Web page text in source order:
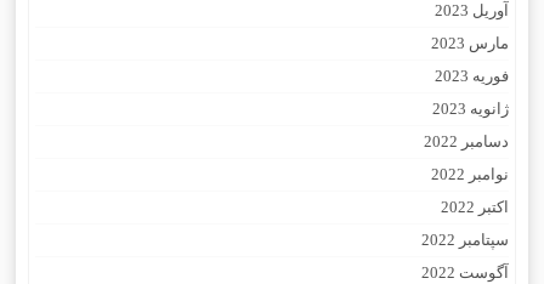
آوریل 2023
مارس 2023
فوریه 2023
ژانویه 2023
دسامبر 2022
نوامبر 2022
اکتبر 2022
سپتامبر 2022
آگوست 2022